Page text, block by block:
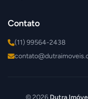
Contato
(11) 99564-2438
© 2026 Dutra